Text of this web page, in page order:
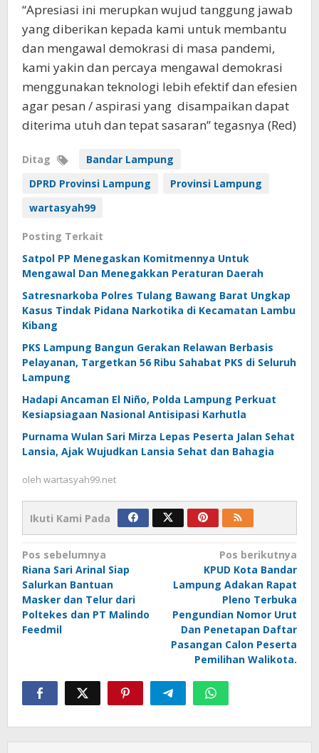
“Apresiasi ini merupkan wujud tanggung jawab
yang diberikan kepada kami untuk membantu
dan mengawal demokrasi di masa pandemi,
kami yakin dan percaya mengawal demokrasi
menggunakan teknologi lebih efektif dan efesien
agar pesan / aspirasi yang disampaikan dapat
diterima utuh dan tepat sasaran” tegasnya (Red)
Ditag
Bandar Lampung
DPRD Provinsi Lampung
Provinsi Lampung
wartasyah99
Posting Terkait
Satpol PP Menegaskan Komitmennya Untuk
Mengawal Dan Menegakkan Peraturan Daerah
Satresnarkoba Polres Tulang Bawang Barat Ungkap
Kasus Tindak Pidana Narkotika di Kecamatan Lambu
Kibang
PKS Lampung Bangun Gerakan Relawan Berbasis
Pelayanan, Targetkan 56 Ribu Sahabat PKS di Seluruh
Lampung
Hadapi Ancaman El Niño, Polda Lampung Perkuat
Kesiapsiagaan Nasional Antisipasi Karhutla
Purnama Wulan Sari Mirza Lepas Peserta Jalan Sehat
Lansia, Ajak Wujudkan Lansia Sehat dan Bahagia
oleh wartasyah99.net
Ikuti Kami Pada
Navigasi
pos
Pos sebelumnya
Riana Sari Arinal Siap
Salurkan Bantuan
Masker dan Telur dari
Poltekes dan PT Malindo
Feedmil
Pos berikutnya
KPUD Kota Bandar
Lampung Adakan Rapat
Pleno Terbuka
Pengundian Nomor Urut
Dan Penetapan Daftar
Pasangan Calon Peserta
Pemilihan Walikota.